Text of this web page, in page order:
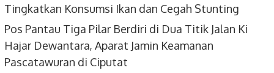
Tingkatkan Konsumsi Ikan dan Cegah Stunting
Pos Pantau Tiga Pilar Berdiri di Dua Titik Jalan Ki
Hajar Dewantara, Aparat Jamin Keamanan
Pascatawuran di Ciputat